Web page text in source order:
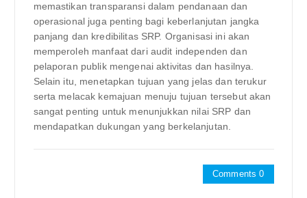
memastikan transparansi dalam pendanaan dan
operasional juga penting bagi keberlanjutan jangka
panjang dan kredibilitas SRP. Organisasi ini akan
memperoleh manfaat dari audit independen dan
pelaporan publik mengenai aktivitas dan hasilnya.
Selain itu, menetapkan tujuan yang jelas dan terukur
serta melacak kemajuan menuju tujuan tersebut akan
sangat penting untuk menunjukkan nilai SRP dan
mendapatkan dukungan yang berkelanjutan.
Comments 0